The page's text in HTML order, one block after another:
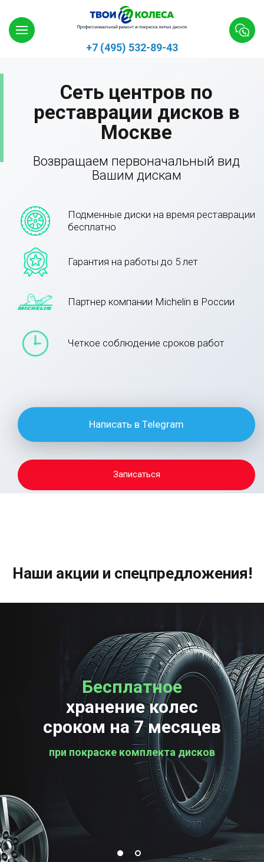
+7 (495) 532-89-43
Сеть центров по
реставрации дисков в
Москве
Возвращаем первоначальный вид
Вашим дискам
Подменные диски на время реставрации
бесплатно
Гарантия на работы до 5 лет
Партнер компании Michelin в России
Четкое соблюдение сроков работ
Написать в Telegram
Записаться
Наши акции и спецпредложения!
Бесплатное
хранение колес
сроком на 7 месяцев
при покраске комплекта дисков
Бесплатная
проверка колес